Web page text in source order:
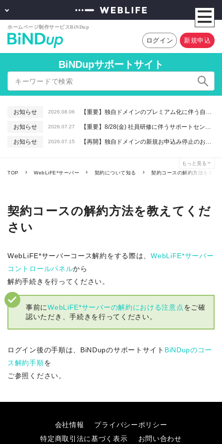
ログイン 新規申込
BiNDupサポートサイト
お知らせ 2026.08.06 【重要】独自ドメインのプレミアム化に伴う自動更新に関するお知らせ
お知らせ 2026.07.27 【重要】8/28(金) 社員研修に伴うサポートセンター休業のお知らせ
お知らせ 2026.07.15 【再開】独自ドメインの新規お申込み停止のお知らせ
もっと見る
TOP WebLiFE*サーバー 契約について知る 契約コースの解約方法を教え
契約コースの解約方法を教えてくだ
さい
WebLiFE*サーバーコース解約をする際は、WebLiFE*サーバー
コントロールパネルから
解約手続きを行ってください。
事前にWebLiFE*サーバーの解約における注意点をご確
認いただき、手続きを行ってください。
ログイン後の手順は、BiNDupのサポートサイト BiNDupのコー
ス解約手順を
ご参照ください。
会社情報
プライバシーポリシー
特定商取引法に基づく表示
お問い合わせ